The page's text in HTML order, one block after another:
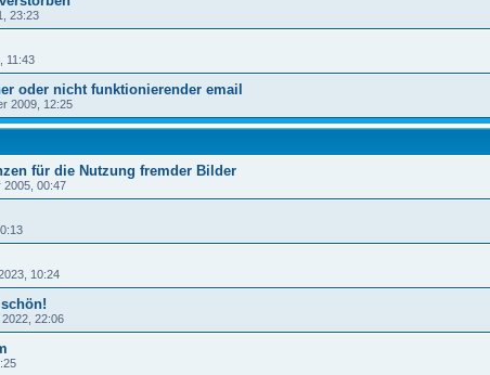
23:23
11:43
oder nicht funktionierender email
2009, 12:25
für die Nutzung fremder Bilder
2005, 00:47
10:24
22:06